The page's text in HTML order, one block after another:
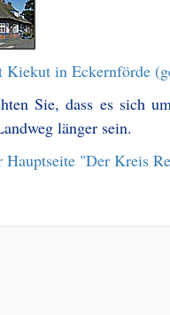
Kiekut in Eckernförde
Sie, dass es sich
länger sein.
Hauptseite "Der Kreis